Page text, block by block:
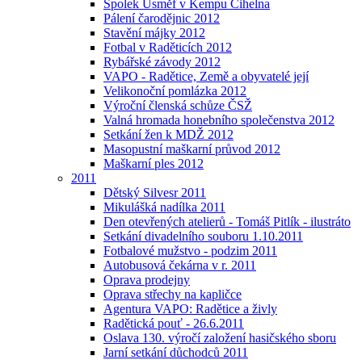
Spolek Úsměf v Kempu Cihelna
Pálení čarodějnic 2012
Stavění májky 2012
Fotbal v Raděticích 2012
Rybářské závody 2012
VAPO - Radětice, Země a obyvatelé její
Velikonoční pomlázka 2012
Výroční členská schůze ČSŽ
Valná hromada honebního společenstva 2012
Setkání žen k MDŽ 2012
Masopustní maškarní průvod 2012
Maškarní ples 2012
2011
Dětský Silvesr 2011
Mikulášká nadílka 2011
Den otevřených atelierů - Tomáš Pitlík - ilustráto
Setkání divadelního souboru 1.10.2011
Fotbalové mužstvo - podzim 2011
Autobusová čekárna v r. 2011
Oprava prodejny
Oprava střechy na kapličce
Agentura VAPO: Radětice a živly
Radětická pouť - 26.6.2011
Oslava 130. výročí založení hasičského sboru
Jarní setkání důchodců 2011